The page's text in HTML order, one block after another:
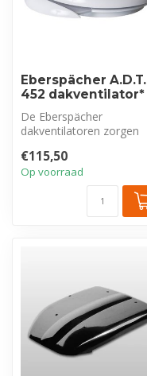
Eberspächer A.D.T.
452 dakventilator*
De Eberspächer
dakventilatoren zorgen
van het voert...
€115,50
Op voorraad